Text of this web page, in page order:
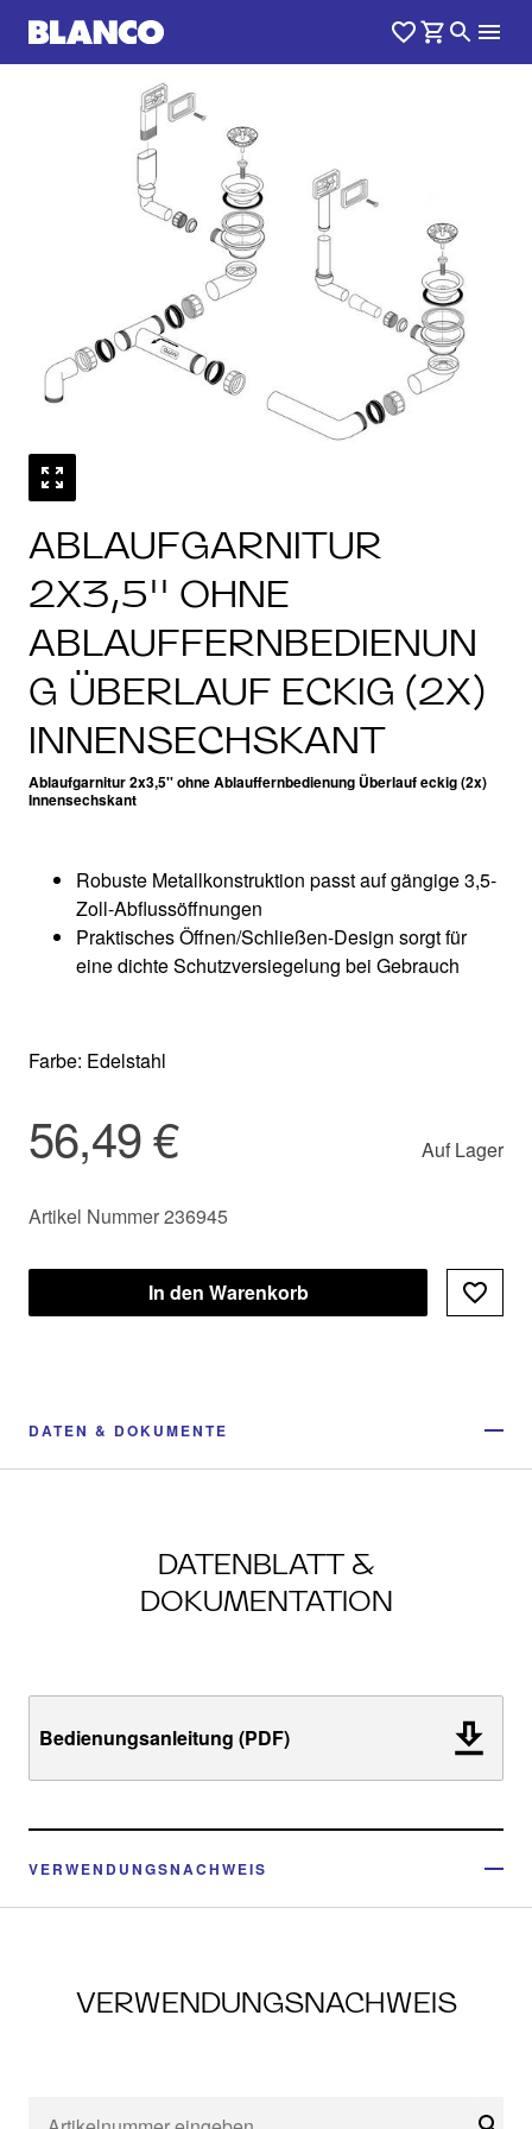
ABLAUFGARNITUR
2X3,5'' OHNE
ABLAUFFERNBEDIENUN
G ÜBERLAUF ECKIG (2X)
INNENSECHSKANT
Ablaufgarnitur 2x3,5'' ohne Ablauffernbedienung Überlauf eckig (2x)
Innensechskant
Robuste Metallkonstruktion passt auf gängige 3,5-
Zoll-Abflussöffnungen
Praktisches Öffnen/Schließen-Design sorgt für
eine dichte Schutzversiegelung bei Gebrauch
Farbe: Edelstahl
56,49 € Auf Lager
Artikel Nummer 236945
In den Warenkorb
DATEN & DOKUMENTE
DATENBLATT &
DOKUMENTATION
Bedienungsanleitung (PDF)
VERWENDUNGSNACHWEIS
VERWENDUNGSNACHWEIS